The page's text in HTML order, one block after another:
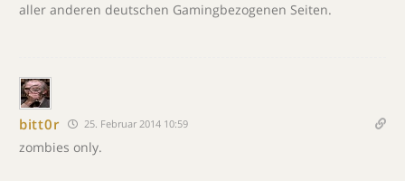
aller anderen deutschen Gamingbezogenen Seiten.
bitt0r 25. Februar 2014 10:59
zombies only.